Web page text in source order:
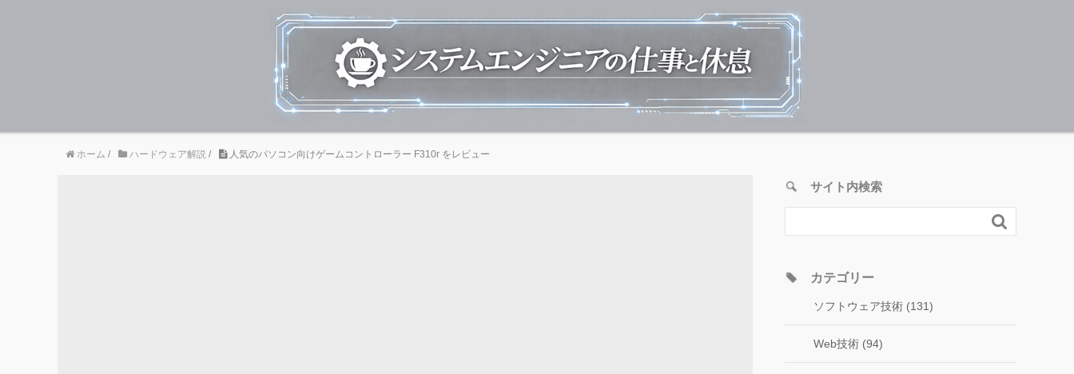
ホーム / ハードウェア解説 / 人気のパソコン向けゲームコントローラー F310r をレビュー
サイト内検索

カテゴリー
ソフトウェア技術 (131)
Web技術 (94)